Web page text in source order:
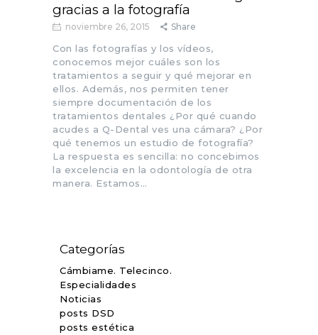
gracias a la fotografía
noviembre 26, 2015 Share
Con las fotografías y los vídeos,
conocemos mejor cuáles son los
tratamientos a seguir y qué mejorar en
ellos. Además, nos permiten tener
siempre documentación de los
tratamientos dentales ¿Por qué cuando
acudes a Q-Dental ves una cámara? ¿Por
qué tenemos un estudio de fotografía?
La respuesta es sencilla: no concebimos
la excelencia en la odontología de otra
manera. Estamos…
Categorías
Cámbiame. Telecinco.
Especialidades
Noticias
posts DSD
posts estética